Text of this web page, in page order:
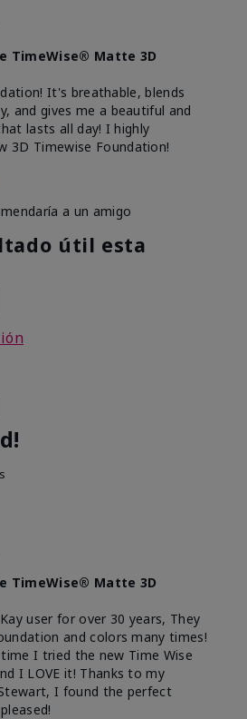
TimeWise® Matte 3D
It's breathable, blends
and gives me a beautiful and
lasts all day! I highly
3D Timewise Foundation!
a un amigo
útil esta
TimeWise® Matte 3D
user for over 30 years, They
and colors many times!
I tried the new Time Wise
I LOVE it! Thanks to my
I found the perfect